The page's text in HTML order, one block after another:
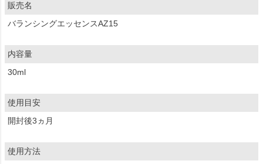
販売名
バランシングエッセンスAZ15
内容量
30ml
使用目安
開封後3ヵ月
使用方法